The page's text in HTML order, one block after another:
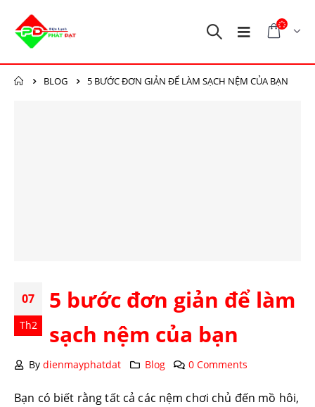
BLOG 5 BƯỚC ĐƠN GIẢN ĐỂ LÀM SẠCH NỆM CỦA BẠN
07
Th2
5 bước đơn giản để làm
sạch nệm của bạn
Bydienmayphatdat Blog 0 Comments
Bạn có biết rằng tất cả các nệm chơi chủ đến mồ hôi,